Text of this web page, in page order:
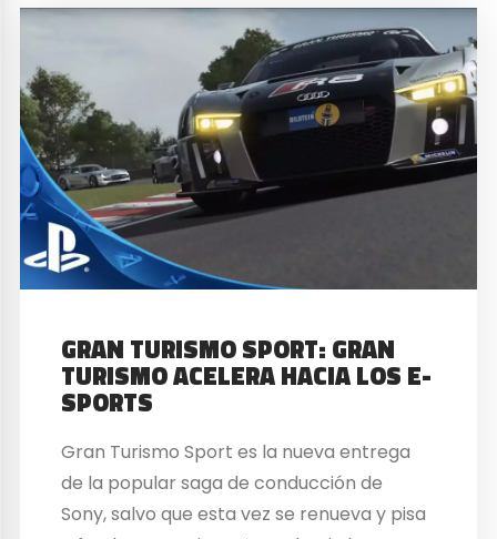
GRAN TURISMO SPORT: GRAN
TURISMO ACELERA HACIA LOS E-
SPORTS
Gran Turismo Sport es la nueva entrega
de la popular saga de conducción de
Sony, salvo que esta vez se renueva y pisa